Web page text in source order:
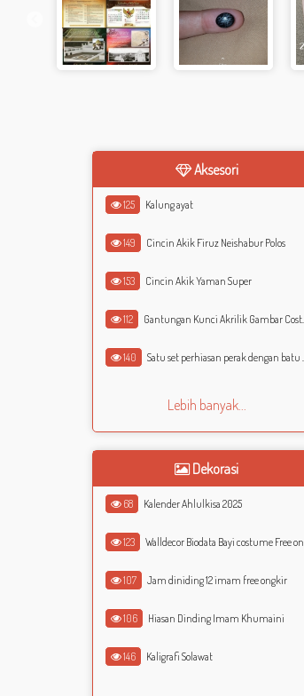
Aksesori
125 Kalung ayat
149 Cincin Akik Firuz Neishabur Polos
153 Cincin Akik Yaman Super
112 Gantungan Kunci Akrilik Gambar Costume persegi dan bulat
140 Satu set perhiasan perak dengan batu Akik Yamani
Lebih banyak...
Dekorasi
68 Kalender Ahlulkisa 2025
123 Walldecor Biodata Bayi costume Free ongkir
107 Jam diniding 12 imam free ongkir
106 Hiasan Dinding Imam Khumaini
146 Kaligrafi Solawat